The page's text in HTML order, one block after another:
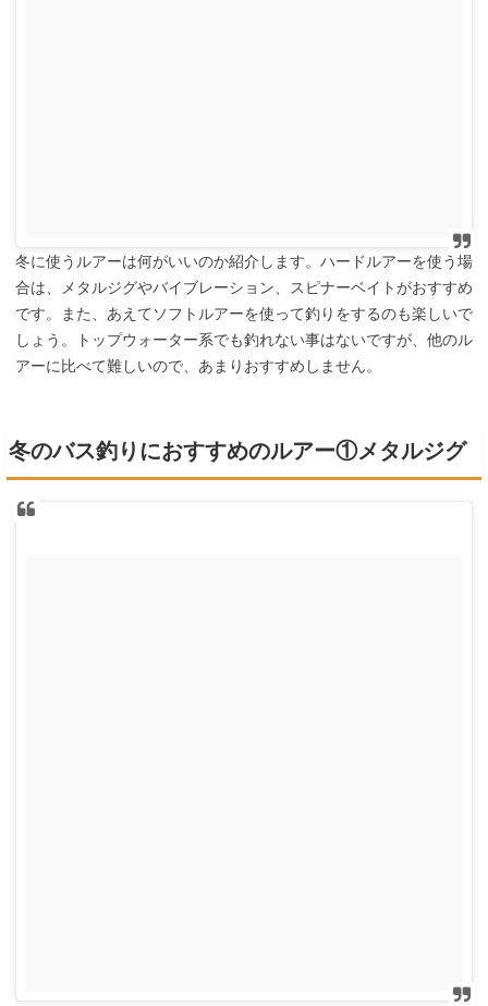
冬に使うルアーは何がいいのか紹介します。ハードルアーを使う場
合は、メタルジグやバイブレーション、スピナーベイトがおすすめ
です。また、あえてソフトルアーを使って釣りをするのも楽しいで
しょう。トップウォーター系でも釣れない事はないですが、他のル
アーに比べて難しいので、あまりおすすめしません。
冬のバス釣りにおすすめのルアー①メタルジグ